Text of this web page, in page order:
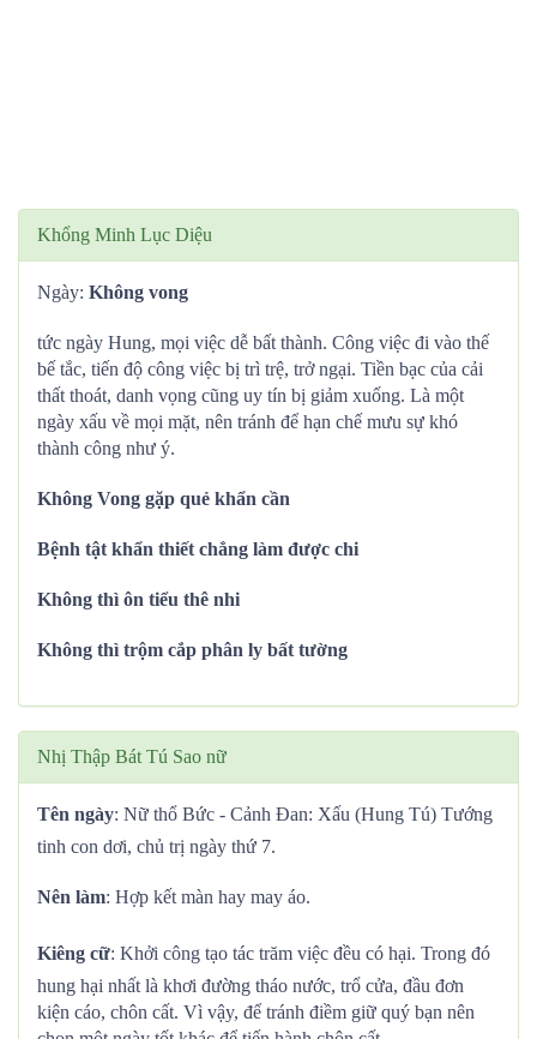
Khổng Minh Lục Diệu
Ngày: Không vong
tức ngày Hung, mọi việc dễ bất thành. Công việc đi vào thế
bế tắc, tiến độ công việc bị trì trệ, trở ngại. Tiền bạc của cải
thất thoát, danh vọng cũng uy tín bị giảm xuống. Là một
ngày xấu về mọi mặt, nên tránh để hạn chế mưu sự khó
thành công như ý.
Không Vong gặp quẻ khẩn cần
Bệnh tật khẩn thiết chẳng làm được chi
Không thì ôn tiểu thê nhi
Không thì trộm cắp phân ly bất tường
Nhị Thập Bát Tú Sao nữ
Tên ngày: Nữ thổ Bức - Cảnh Đan: Xấu (Hung Tú) Tướng
tinh con dơi, chủ trị ngày thứ 7.
Nên làm: Hợp kết màn hay may áo.
Kiêng cữ: Khởi công tạo tác trăm việc đều có hại. Trong đó
hung hại nhất là khơi đường tháo nước, trổ cửa, đầu đơn
kiện cáo, chôn cất. Vì vậy, để tránh điềm giữ quý bạn nên